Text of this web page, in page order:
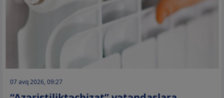
07 avq 2026, 09:27